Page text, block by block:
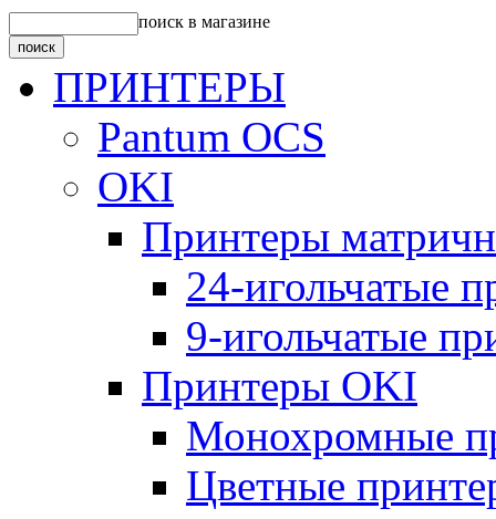
поиск в магазине
ПРИНТЕРЫ
Pantum OCS
OKI
Принтеры
24-игольчатые
9-игольчатые
Принтеры OKI
Монохромные
Цветные